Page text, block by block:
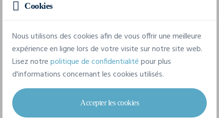
Marque
Beechfield
Référence
B610C
Cookies
Nous utilisons des cookies afin de vous offrir une meilleure
expérience en ligne lors de votre visite sur notre site web.
Lisez notrepolitique de confidentialitépour plus
d'informations concernant les cookies utilisés.
Accepter les cookies